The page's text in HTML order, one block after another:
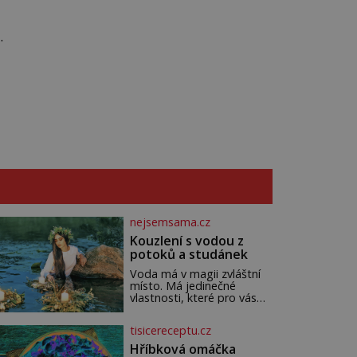
nejsemsama.cz
Kouzlení s vodou z
potoků a studánek
Voda má v magii zvláštní
místo. Má jedinečné
vlastnosti, které pro vás
a léčení. Voda z potoků a
studánek má moc přinést
tisicereceptu.cz
Hříbková omáčka